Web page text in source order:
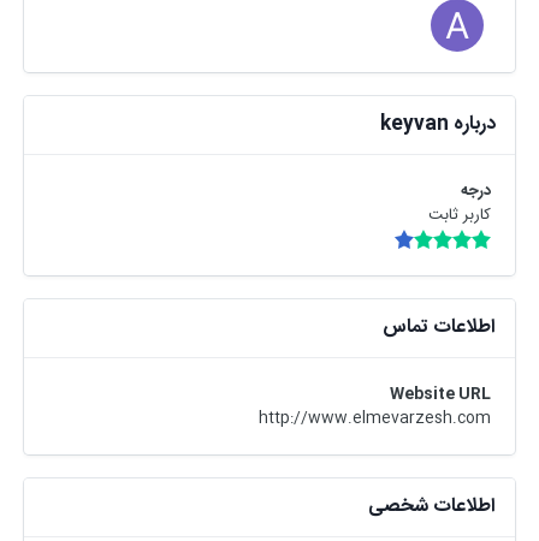
درباره keyvan
درجه
کاربر ثابت
اطلاعات تماس
Website URL
http://www.elmevarzesh.com
اطلاعات شخصی